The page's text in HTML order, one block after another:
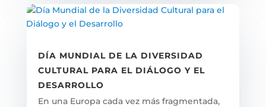
DÍA MUNDIAL DE LA DIVERSIDAD
CULTURAL PARA EL DIÁLOGO Y EL
DESARROLLO
En una Europa cada vez más fragmentada,